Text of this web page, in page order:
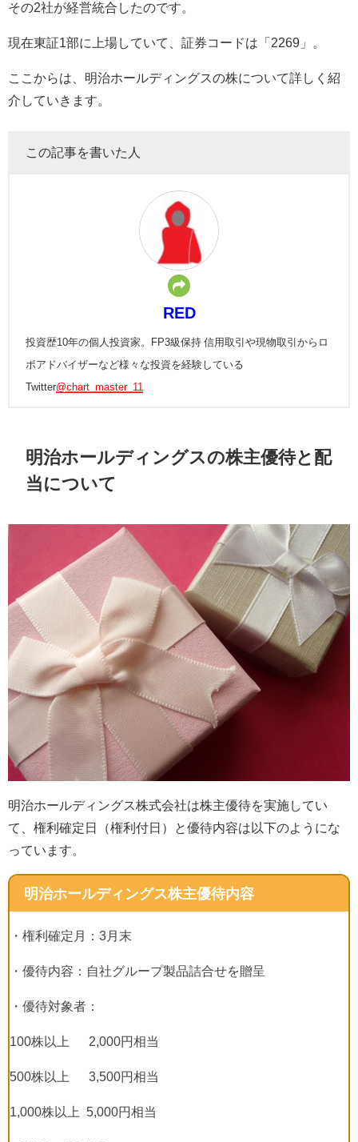
その2社が経営統合したのです。
現在東証1部に上場していて、証券コードは「 2269 」。
ここからは、明治ホールディングスの株について詳しく紹
介していきます。
この記事を書いた人
RED
投資歴10年の個人投資家。FP3級保持 信用取引や現物取引からロ
ボアドバイザーなど様々な投資を経験している
Twitter@chart_master_11
明治ホールディングスの株主優待と配
当について
明治ホールディングス株式会社は株主優待を実施してい
て、権利確定日（権利付日）と優待内容は以下のようにな
っています。
明治ホールディングス株主優待内容
・権利確定月： 3月末
・優待内容：自社グループ製品詰合せを贈呈
・優待対象者：
100株以上 2,000円相当
500株以上 3,500円相当
1,000株以上 5,000円相当